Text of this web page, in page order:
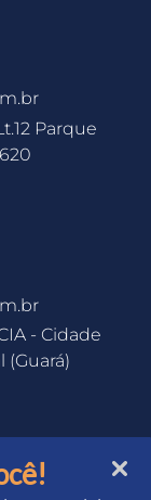
Parque
- Cidade